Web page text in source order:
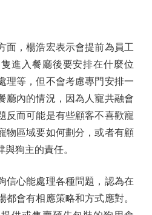
，楊浩宏表示會提前為員工
進入餐廳後要安排在什麼位
理等，但不會考慮專門安排一
廳內的情況，因為人寵共融會
反而可能是有些顧客不喜歡寵
物區域要如何劃分，或者有顧
狗主的責任。
心能處理各種問題，認為在
都會有相應策略和方式應對。